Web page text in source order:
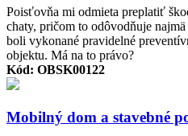
Poisťovňa mi odmieta preplatiť
chaty, pričom to odôvodňuje
boli vykonané pravidelné
objektu. Má na to právo?
Kód: OBSK00122
Mobilný dom a stavebné